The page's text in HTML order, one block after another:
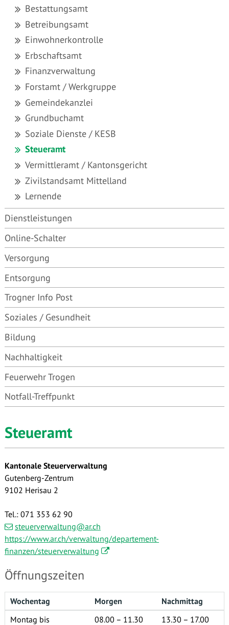
Bestattungsamt
Betreibungsamt
Einwohnerkontrolle
Erbschaftsamt
Finanzverwaltung
Forstamt / Werkgruppe
Gemeindekanzlei
Grundbuchamt
Soziale Dienste / KESB
Steueramt
Vermittleramt / Kantonsgericht
Zivilstandsamt Mittelland
Lernende
Dienstleistungen
Online-Schalter
Versorgung
Entsorgung
Trogner Info Post
Soziales / Gesundheit
Bildung
Nachhaltigkeit
Feuerwehr Trogen
Notfall-Treffpunkt
Steueramt
Kantonale Steuerverwaltung
Gutenberg-Zentrum
9102 Herisau 2
Tel.: 071 353 62 90
steuerverwaltung@ar.ch
https://www.ar.ch/verwaltung/departement-
finanzen/steuerverwaltung
Öffnungszeiten
Wochentag Morgen
Nachmittag
Montag bis
08.00 – 11.30
13.30 – 17.00